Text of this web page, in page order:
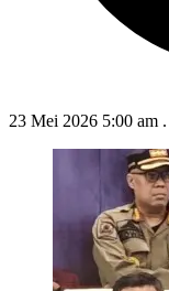
23 Mei 2026 5:00 am .